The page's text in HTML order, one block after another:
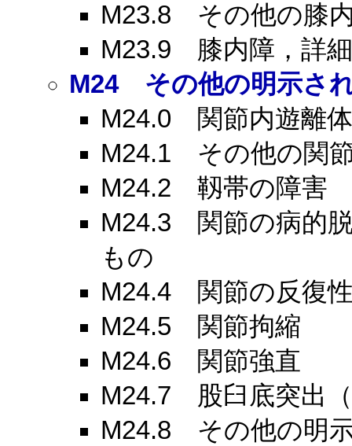
M23.8 その他の膝
M23.9 膝内障，詳
M24その他の明示さ
M24.0 関節内遊離体
M24.1 その他の関
M24.2 靱帯の障害
M24.3 関節の病的
もの
M24.4 関節の反復
M24.5 関節拘縮
M24.6 関節強直
M24.7 股臼底突出
M24.8 その他の明